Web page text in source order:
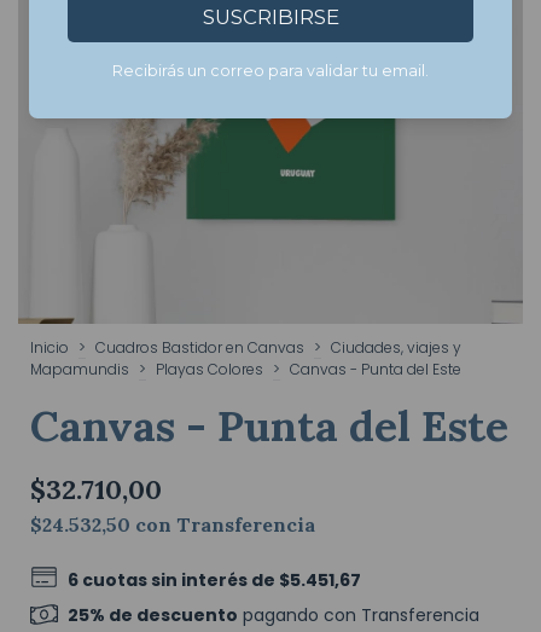
Inicio > Cuadros Bastidor en Canvas > Ciudades, viajes y
Mapamundis > Playas Colores > Canvas - Punta del Este
Canvas - Punta del Este
$32.710,00
$24.532,50 con Transferencia
6 cuotas sin interés de $5.451,67
25% de descuento pagando con Transferencia
SUSCRIBIRSE
Recibirás un correo para validar tu email.